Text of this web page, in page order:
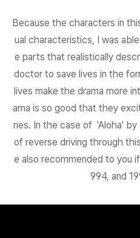
Because the characters in
ual characteristics, I was
e parts that realistically
doctor to save lives in the
lives make the drama more
ama is so good that they
ries. In the case of 'Aloha' by
of reverse driving through
e also recommended to you
994, and